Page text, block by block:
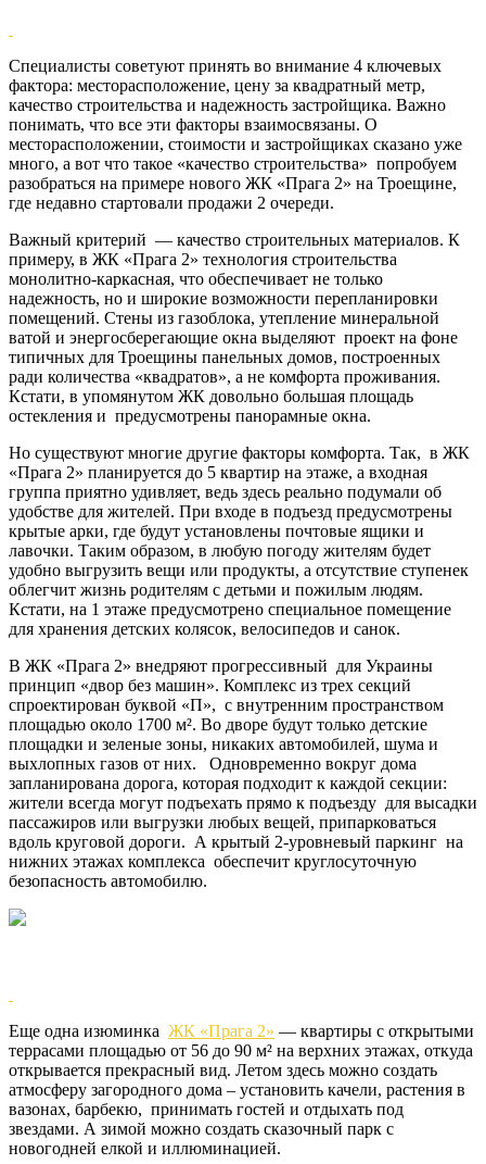
Специалисты советуют принять во внимание 4 ключевых
фактора: месторасположение, цену за квадратный метр,
качество строительства и надежность застройщика. Важно
понимать, что все эти факторы взаимосвязаны. О
месторасположении, стоимости и застройщиках сказано уже
много, а вот что такое «качество строительства» попробуем
разобраться на примере нового ЖК «Прага 2» на Троещине,
где недавно стартовали продажи 2 очереди.
Важный критерий — качество строительных материалов. К
примеру, в ЖК «Прага 2» технология строительства
монолитно-каркасная, что обеспечивает не только
надежность, но и широкие возможности перепланировки
помещений. Стены из газоблока, утепление минеральной
ватой и энергосберегающие окна выделяют проект на фоне
типичных для Троещины панельных домов, построенных
ради количества «квадратов», а не комфорта проживания.
Кстати, в упомянутом ЖК довольно большая площадь
остекления и предусмотрены панорамные окна.
Но существуют многие другие факторы комфорта. Так, в ЖК
«Прага 2» планируется до 5 квартир на этаже, а входная
группа приятно удивляет, ведь здесь реально подумали об
удобстве для жителей. При входе в подъезд предусмотрены
крытые арки, где будут установлены почтовые ящики и
лавочки. Таким образом, в любую погоду жителям будет
удобно выгрузить вещи или продукты, а отсутствие ступенек
облегчит жизнь родителям с детьми и пожилым людям.
Кстати, на 1 этаже предусмотрено специальное помещение
для хранения детских колясок, велосипедов и санок.
В ЖК «Прага 2» внедряют прогрессивный для Украины
принцип «двор без машин». Комплекс из трех секций
спроектирован буквой «П», с внутренним пространством
площадью около 1700 м². Во дворе будут только детские
площадки и зеленые зоны, никаких автомобилей, шума и
выхлопных газов от них. Одновременно вокруг дома
запланирована дорога, которая подходит к каждой секции:
жители всегда могут подъехать прямо к подъезду для высадки
пассажиров или выгрузки любых вещей, припарковаться
вдоль круговой дороги. А крытый 2-уровневый паркинг на
нижних этажах комплекса обеспечит круглосуточную
безопасность автомобилю.
Еще одна изюминка ЖК «Прага 2» — квартиры с открытыми
террасами площадью от 56 до 90 м² на верхних этажах, откуда
открывается прекрасный вид. Летом здесь можно создать
атмосферу загородного дома – установить качели, растения в
вазонах, барбекю, принимать гостей и отдыхать под
звездами. А зимой можно создать сказочный парк с
новогодней елкой и иллюминацией.